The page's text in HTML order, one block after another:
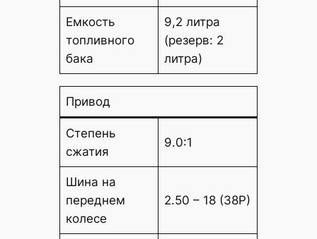
Емкость
топливного
бака
9,2 литра
(резерв: 2
литра)
Привод
Степень
сжатия
9.0:1
Шина на
переднем
колесе
2.50 – 18 (38P)